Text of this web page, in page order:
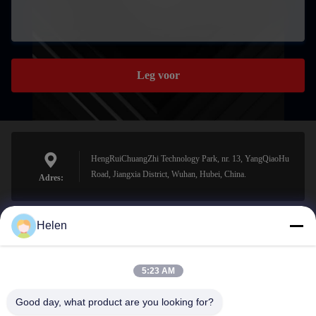
Leg voor
Adres:
HengRuiChuangZhi Technology Park, nr. 13, YangQiaoHu
Road, Jiangxia District, Wuhan, Hubei, China.
sales@perfectlaser.net
Helen
5:23 AM
Good day, what product are you looking for?